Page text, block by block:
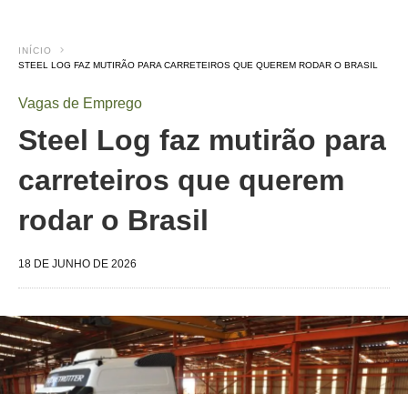
INÍCIO
STEEL LOG FAZ MUTIRÃO PARA CARRETEIROS QUE QUEREM RODAR O BRASIL
Vagas de Emprego
Steel Log faz mutirão para
carreteiros que querem
rodar o Brasil
18 DE JUNHO DE 2026